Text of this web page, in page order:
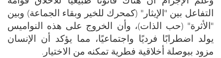
التفاعل بين "الإيثار" (كمحرك للخير وبقاء الجماعة) وبين
"الأثرة" (حب الذات)، وأن الخروج على هذه النواميس
يولد اضطرابًا فرديًا واجتماعيًا، مما يؤكد أن الإنسان
مزود ببوصلة أخلاقية فطرية تمكنه من الاختيار.